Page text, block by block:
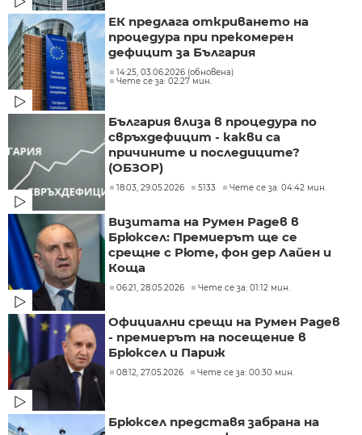
ЕК предлага откриването на
процедура при прекомерен
дефицит за България
14:25, 03.06.2026 (обновена)
Чете се за: 02:27 мин.
България влиза в процедура по
свръхдефицит - какви са
причините и последиците?
(ОБЗОР)
18:03, 29.05.2026 5133 Чете се за: 04:42 мин.
Визитата на Румен Радев в
Брюксел: Премиерът ще се
срещне с Рюте, фон дер Лайен и
Коща
06:21, 28.05.2026 Чете се за: 01:12 мин.
Официални срещи на Румен Радев
- премиерът на посещение в
Брюксел и Париж
08:12, 27.05.2026 Чете се за: 00:30 мин.
Брюксел представя забрана на